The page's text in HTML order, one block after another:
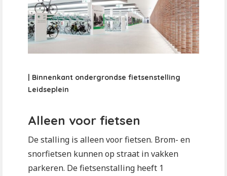
| Binnenkant ondergrondse fietsenstelling
Leidseplein
Alleen voor fietsen
De stalling is alleen voor fietsen. Brom- en
snorfietsen kunnen op straat in vakken
parkeren. De fietsenstalling heeft 1